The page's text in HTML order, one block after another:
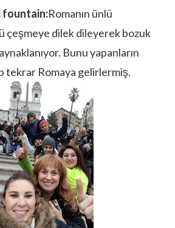
fountain:Romanın ünlü
çeşmeye dilek dileyerek bozuk
Bunu yapanların
tekrar Romaya gelirlermiş.